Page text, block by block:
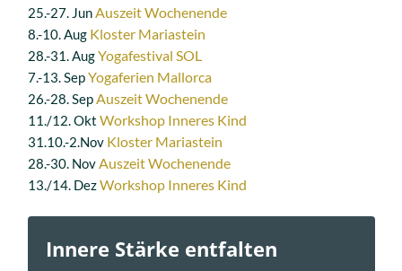
25.-27. JunAuszeit Wochenende
8.-10. Aug Kloster Mariastein
28.-31. AugYogafestival SOL
7.-13. SepYogaferien Mallorca
26.-28. SepAuszeit Wochenende
11./12. Okt Workshop Inneres Kind
31.10.-2.Nov Kloster Mariastein
28.-30. NovAuszeit Wochenende
13./14. DezWorkshop Inneres Kind
Innere Stärke entfalten